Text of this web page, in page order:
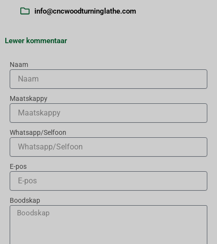
info@cncwoodturninglathe.com
Lewer kommentaar
Naam
Maatskappy
Whatsapp/Selfoon
E-pos
Boodskap